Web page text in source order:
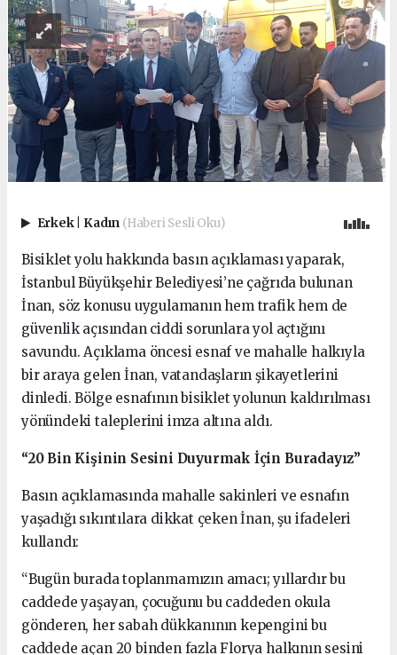
Erkek Kadın (Haberi Sesli Oku)
Bisiklet yolu hakkında basın açıklaması yaparak,
İstanbul Büyükşehir Belediyesi’ne çağrıda bulunan
İnan, söz konusu uygulamanın hem trafik hem de
güvenlik açısından ciddi sorunlara yol açtığını
savundu. Açıklama öncesi esnaf ve mahalle halkıyla
bir araya gelen İnan, vatandaşların şikayetlerini
dinledi. Bölge esnafının bisiklet yolunun kaldırılması
yönündeki taleplerini imza altına aldı.
“20 Bin Kişinin Sesini Duyurmak İçin Buradayız”
Basın açıklamasında mahalle sakinleri ve esnafın
yaşadığı sıkıntılara dikkat çeken İnan, şu ifadeleri
kullandı:
“Bugün burada toplanmamızın amacı; yıllardır bu
caddede yaşayan, çocuğunu bu caddeden okula
gönderen, her sabah dükkanının kepengini bu
caddede açan 20 binden fazla Florya halkının sesini